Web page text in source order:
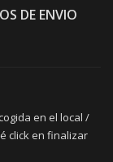
DE ENVIO
en el local /
click en finalizar